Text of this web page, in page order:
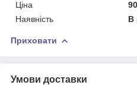
Ціна
Наявність
В
Приховати
Умови доставки